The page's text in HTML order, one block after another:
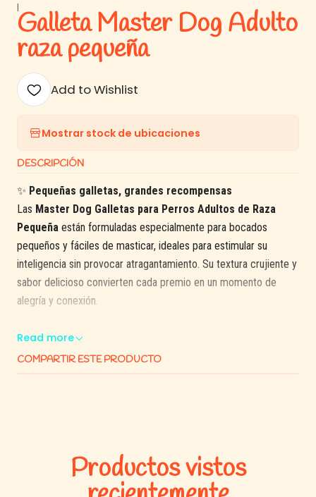
|
Galleta Master Dog Adulto
raza pequeña
Add to Wishlist
Mostrar stock de ubicaciones
DESCRIPCIÓN
✨ Pequeñas galletas, grandes recompensas
Las Master Dog Galletas para Perros Adultos de Raza
Pequeña están formuladas especialmente para bocados
pequeños y fáciles de masticar, ideales para estimular su
inteligencia sin provocar atragantamiento. Su textura crujiente y
sabor delicioso convierten cada premio en un momento de
alegría y conexión.
Con un equilibrio nutricional pensado para razas pequeñas —
Tamaño apto para razas pequeñas:bocados fáciles de
masticar y digerir.
Read more
COMPARTIR ESTE PRODUCTO
Productos vistos